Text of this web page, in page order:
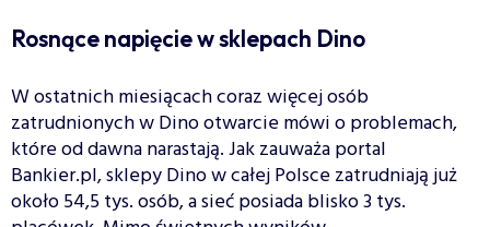
Rosnące napięcie w sklepach Dino
W ostatnich miesiącach coraz więcej osób
zatrudnionych w Dino otwarcie mówi o problemach,
które od dawna narastają. Jak zauważa portal
Bankier.pl, sklepy Dino w całej Polsce zatrudniają już
około 54,5 tys. osób, a sieć posiada blisko 3 tys.